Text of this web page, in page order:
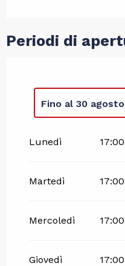
Periodi di
1 gennaio
Fino al 30
Lunedì
Martedì
Mercoledì
Giovedì